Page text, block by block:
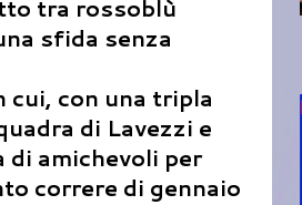
tra rossoblù
sfida senza
cui, con una tripla
di Lavezzi e
di amichevoli per
correre di gennaio